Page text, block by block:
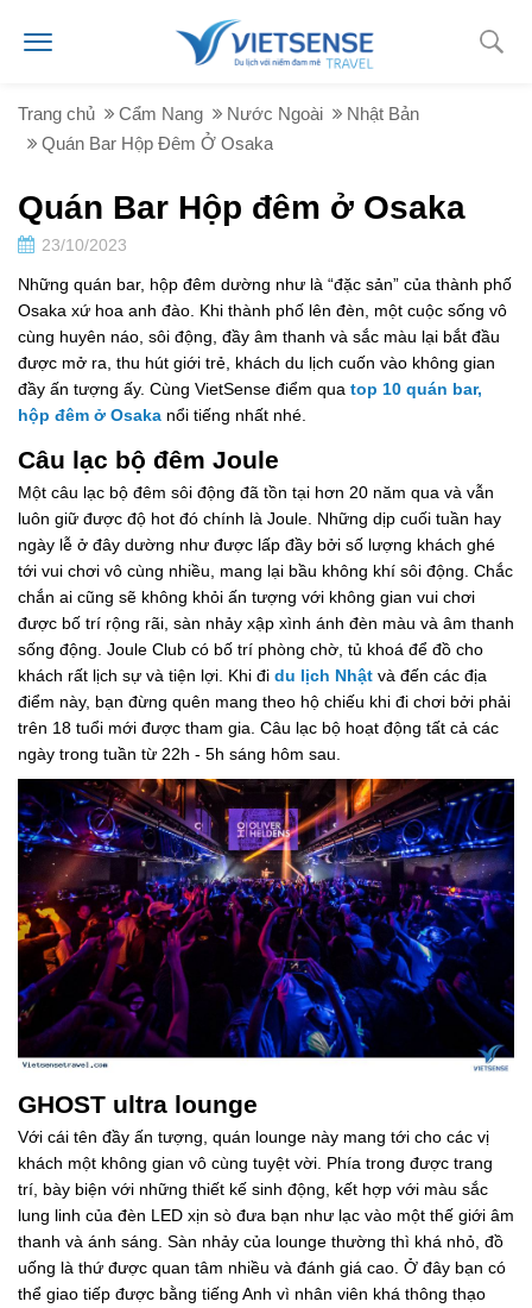
Trang chủ Cẩm Nang Nước Ngoài
Nhật Bản
Quán Bar Hộp Đêm Ở Osaka
Quán Bar Hộp đêm ở Osaka
23/10/2023
Những quán bar, hộp đêm dường như là “đặc sản” của thành phố
Osaka xứ hoa anh đào. Khi thành phố lên đèn, một cuộc sống vô
cùng huyên náo, sôi động, đầy âm thanh và sắc màu lại bắt đầu
được mở ra, thu hút giới trẻ, khách du lịch cuốn vào không gian
đầy ấn tượng ấy. Cùng VietSense điểm qua top 10 quán bar,
hộp đêm ở Osaka nổi tiếng nhất nhé.
Câu lạc bộ đêm Joule
Một câu lạc bộ đêm sôi động đã tồn tại hơn 20 năm qua và vẫn
luôn giữ được độ hot đó chính là Joule. Những dịp cuối tuần hay
ngày lễ ở đây dường như được lấp đầy bởi số lượng khách ghé
tới vui chơi vô cùng nhiều, mang lại bầu không khí sôi động. Chắc
chắn ai cũng sẽ không khỏi ấn tượng với không gian vui chơi
được bố trí rộng rãi, sàn nhảy xập xình ánh đèn màu và âm thanh
sống động. Joule Club có bố trí phòng chờ, tủ khoá để đồ cho
khách rất lịch sự và tiện lợi. Khi đi du lịch Nhật và đến các địa
điểm này, bạn đừng quên mang theo hộ chiếu khi đi chơi bởi phải
trên 18 tuổi mới được tham gia. Câu lạc bộ hoạt động tất cả các
ngày trong tuần từ 22h - 5h sáng hôm sau.
GHOST ultra lounge
Với cái tên đầy ấn tượng, quán lounge này mang tới cho các vị
khách một không gian vô cùng tuyệt vời. Phía trong được trang
trí, bày biện với những thiết kế sinh động, kết hợp với màu sắc
lung linh của đèn LED xịn sò đưa bạn như lạc vào một thế giới âm
thanh và ánh sáng. Sàn nhảy của lounge thường thì khá nhỏ, đồ
uống là thứ được quan tâm nhiều và đánh giá cao. Ở đây bạn có
thể giao tiếp được bằng tiếng Anh vì nhân viên khá thông thạo